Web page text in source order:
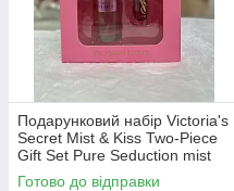
Подарунковий набір Victoria's
Secret Mist & Kiss Two-Piece
Gift Set Pure Seduction mist
75мл+ lip oil 3.2г
Готово до відправки